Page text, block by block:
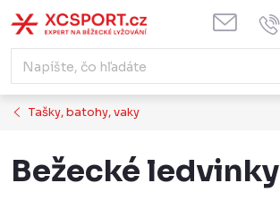
na
obsah
Tašky, batohy, vaky
Bežecké ledvinky